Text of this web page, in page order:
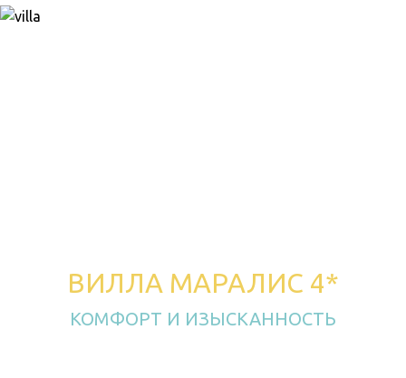
ВИЛЛА МАРАЛИС 4*
КОМФОРТ И ИЗЫСКАННОСТЬ